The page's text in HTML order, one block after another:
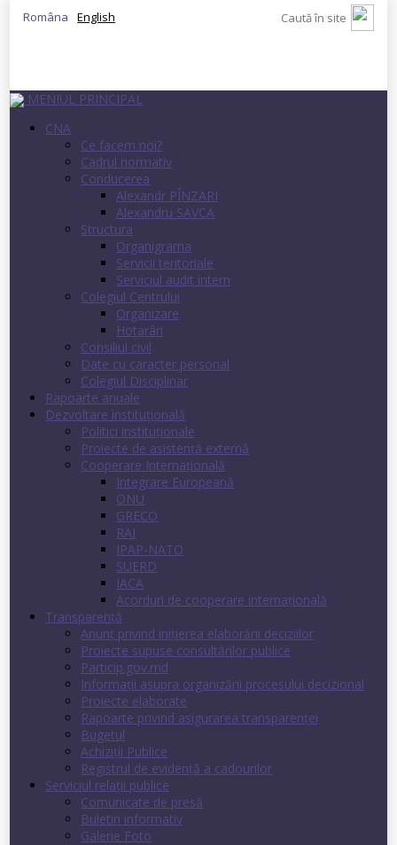
Româna English
MENIUL PRINCIPAL
CNA
Ce facem noi?
Cadrul normativ
Conducerea
Alexandr PÎNZARI
Alexandru SAVCA
Structura
Organigrama
Servicii teritoriale
Serviciul audit intern
Colegiul Centrului
Organizare
Hotarâri
Consiliul civil
Date cu caracter personal
Colegiul Disciplinar
Rapoarte anuale
Dezvoltare instituţională
Politici instituţionale
Proiecte de asistenţă externă
Cooperare Internaţională
Integrare Europeană
ONU
GRECO
RAI
IPAP-NATO
SUERD
IACA
Acorduri de cooperare internaţională
Transparenţă
Anunț privind inițierea elaborării deciziilor
Proiecte supuse consultărilor publice
Particip.gov.md
Informații asupra organizării procesului decizional
Proiecte elaborate
Rapoarte privind asigurarea transparenţei
Bugetul
Achiziții Publice
Registrul de evidenţă a cadourilor
Serviciul relații publice
Comunicate de presă
Buletin informativ
Galerie Foto